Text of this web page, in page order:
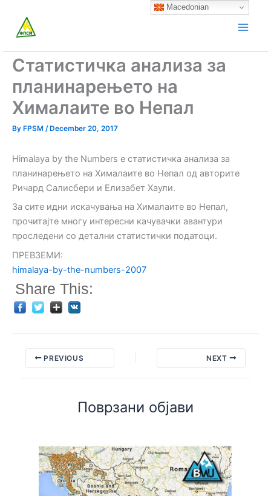
content
Статистичка анализа за
планинарењето на
Хималаите во Непал
By FPSM / December 20, 2017
Himalaya by the Numbers е статистичка анализа за
планинарењето на Хималаите во Непал од авторите
Ричард Салисбери и Елизабет Хаули.
За сите идни искачувања на Хималаите во Непал,
прочитајте многу интересни качувачки авантури
проследени со детални статистички податоци.
ПРЕВЗЕМИ:
himalaya-by-the-numbers-2007
Share This:
PREVIOUS NEXT
Поврзани објави
Macedonian